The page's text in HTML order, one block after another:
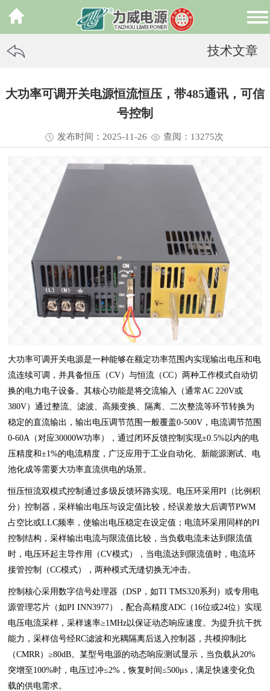
技术文章
大功率可调开关电源恒流恒压，带485通讯，可信
号控制
发布时间：2025-11-26 查阅：13275次
大功率可调开关电源是一种能够在额定功率范围内实现输出电压和电
流连续可调，并具备恒压（CV）与恒流（CC）两种工作模式自动切
换的电力电子设备。其核心功能是将交流输入（通常AC 220V或
380V）通过整流、滤波、高频变换、隔离、二次整流等环节转换为
稳定的直流输出，输出电压调节范围一般覆盖0-500V，电流调节范围
0-60A（对应30000W功率），通过闭环反馈控制实现±0.5%以内的电
压精度和±1%的电流精度，广泛应用于工业自动化、新能源测试、电
池化成等需要大功率直流供电的场景。
恒压恒流双模式控制通过多级反馈环路实现。电压环采用PI（比例积
分）控制器，采样输出电压与设定值比较，经误差放大后调节PWM
占空比或LLC频率，使输出电压稳定在设定值；电流环采用同样的PI
控制结构，采样输出电流与限流值比较，当负载电流未达到限流值
时，电压环起主导作用（CV模式），当电流达到限流值时，电流环
接管控制（CC模式），两种模式无缝切换无冲击。
控制核心采用数字信号处理器（DSP，如TI TMS320系列）或专用电
源管理芯片（如PI INN3977），配合高精度ADC（16位或24位）实现
电压电流采样，采样速率≥1MHz以保证动态响应速度。为提升抗干扰
能力，采样信号经RC滤波和光耦隔离后送入控制器，共模抑制比
（CMRR）≥80dB。某型号电源的动态响应测试显示，当负载从20%
突增至100%时，电压过冲≤2%，恢复时间≤500μs，满足快速变化负
载的供电需求。